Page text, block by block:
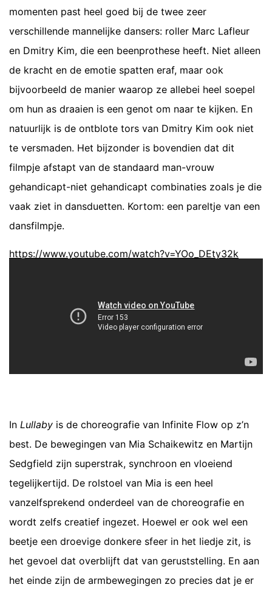
momenten past heel goed bij de twee zeer
verschillende mannelijke dansers: roller Marc Lafleur
en Dmitry Kim, die een beenprothese heeft. Niet alleen
de kracht en de emotie spatten eraf, maar ook
bijvoorbeeld de manier waarop ze allebei heel soepel
om hun as draaien is een genot om naar te kijken. En
natuurlijk is de ontblote tors van Dmitry Kim ook niet
te versmaden. Het bijzonder is bovendien dat dit
filmpje afstapt van de standaard man-vrouw
gehandicapt-niet gehandicapt combinaties zoals je die
vaak ziet in dansduetten. Kortom: een pareltje van een
dansfilmpje.
https://www.youtube.com/watch?v=YOo_DEty32k
In Lullaby is de choreografie van Infinite Flow op z’n
best. De bewegingen van Mia Schaikewitz en Martijn
Sedgfield zijn superstrak, synchroon en vloeiend
tegelijkertijd. De rolstoel van Mia is een heel
vanzelfsprekend onderdeel van de choreografie en
wordt zelfs creatief ingezet. Hoewel er ook wel een
beetje een droevige donkere sfeer in het liedje zit, is
het gevoel dat overblijft dat van geruststelling. En aan
het einde zijn de armbewegingen zo precies dat je er